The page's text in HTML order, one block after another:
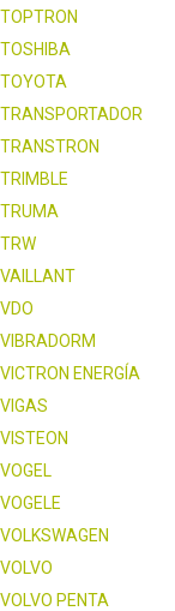
TOPTRON
TOSHIBA
TOYOTA
TRANSPORTADOR
TRANSTRON
TRIMBLE
TRUMA
TRW
VAILLANT
VDO
VIBRADORM
VICTRON ENERGÍA
VIGAS
VISTEON
VOGEL
VOGELE
VOLKSWAGEN
VOLVO
VOLVO PENTA